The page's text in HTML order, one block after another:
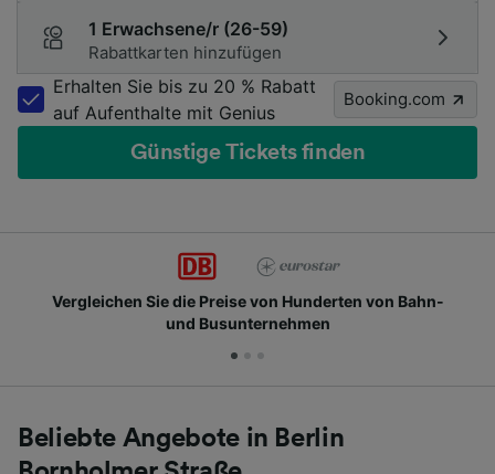
1 Erwachsene/r (26-59)
Rabattkarten hinzufügen
Erhalten Sie bis zu 20 % Rabatt
auf Aufenthalte mit Genius
Booking.com
Günstige Tickets finden
Schließen Sie sich Millionen täglichen Nutzern an
Beliebte Angebote in Berlin